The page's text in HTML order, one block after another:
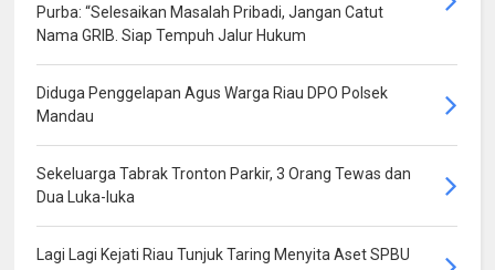
Purba: “Selesaikan Masalah Pribadi, Jangan Catut
Nama GRIB. Siap Tempuh Jalur Hukum
Diduga Penggelapan Agus Warga Riau DPO Polsek
Mandau
Sekeluarga Tabrak Tronton Parkir, 3 Orang Tewas dan
Dua Luka-luka
Lagi Lagi Kejati Riau Tunjuk Taring Menyita Aset SPBU